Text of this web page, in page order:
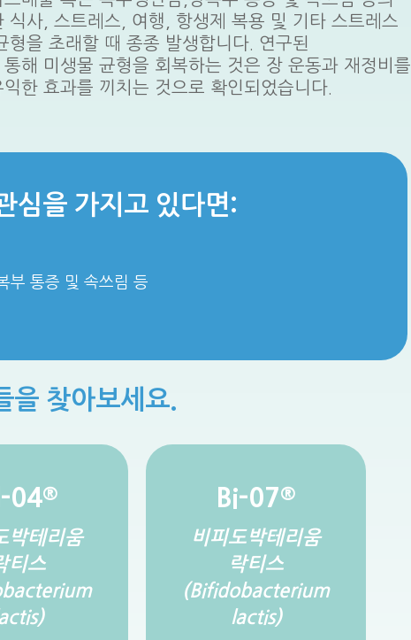
식사, 스트레스, 여행, 항생제 복용 및 기타 스트레스
형을 초래할 때 종종 발생합니다. 연구된
해 미생물 균형을 회복하는 것은 장 운동과 재정비를
한 효과를 끼치는 것으로 확인되었습니다.
심을 가지고 있다면:
부 통증 및 속쓰림 등
을 찾아보세요.
04®
박테리움
티스
Bi-07®
비피도박테리움
락티스
(Bifidobacterium
lactis)